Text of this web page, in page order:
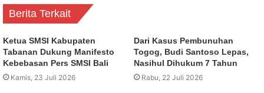
Berita Terkait
Ketua SMSI Kabupaten
Tabanan Dukung Manifesto
Kebebasan Pers SMSI Bali
Kamis, 23 Juli 2026
Dari Kasus Pembunuhan
Togog, Budi Santoso Lepas,
Nasihul Dihukum 7 Tahun
Rabu, 22 Juli 2026